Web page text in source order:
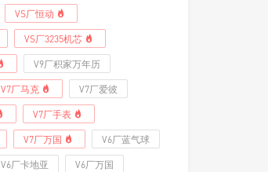
VS厂恒动
VS厂3235机芯
V9厂积家万年历
V7厂马克 V7厂爱彼
V7厂手表
V7厂万国 V6厂蓝气球
V6厂卡地亚 V6厂万国